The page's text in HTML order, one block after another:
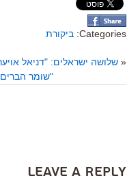
Categories: ביקורת
« שלושה ישראלים: "דניאל
"שומר הברים" (2024), ביקורת אמזון
Leave a Reply